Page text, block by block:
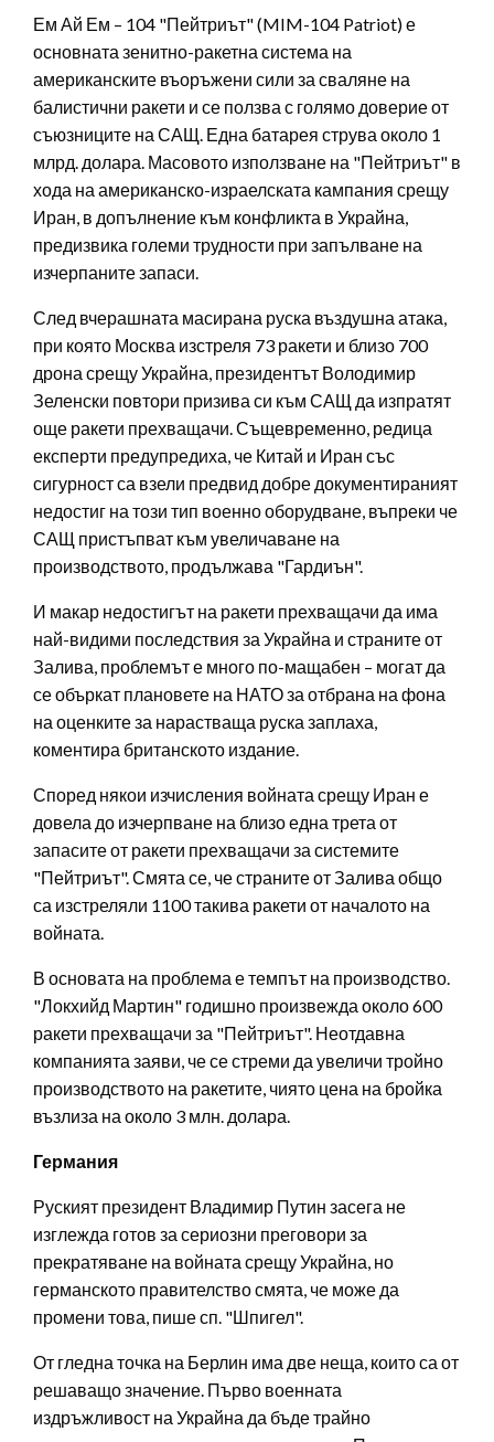
Ем Ай Ем – 104 "Пейтриът" (MIM-104 Patriot) е
основната зенитно-ракетна система на
американските въоръжени сили за сваляне на
балистични ракети и се ползва с голямо доверие от
съюзниците на САЩ. Една батарея струва около 1
млрд. долара. Масовото използване на "Пейтриът" в
хода на американско-израелската кампания срещу
Иран, в допълнение към конфликта в Украйна,
предизвика големи трудности при запълване на
изчерпаните запаси.
След вчерашната масирана руска въздушна атака,
при която Москва изстреля 73 ракети и близо 700
дрона срещу Украйна, президентът Володимир
Зеленски повтори призива си към САЩ да изпратят
още ракети прехващачи. Същевременно, редица
експерти предупредиха, че Китай и Иран със
сигурност са взели предвид добре документираният
недостиг на този тип военно оборудване, въпреки че
САЩ пристъпват към увеличаване на
производството, продължава "Гардиън".
И макар недостигът на ракети прехващачи да има
най-видими последствия за Украйна и страните от
Залива, проблемът е много по-мащабен – могат да
се объркат плановете на НАТО за отбрана на фона
на оценките за нарастваща руска заплаха,
коментира британското издание.
Според някои изчисления войната срещу Иран е
довела до изчерпване на близо една трета от
запасите от ракети прехващачи за системите
"Пейтриът". Смята се, че страните от Залива общо
са изстреляли 1100 такива ракети от началото на
войната.
В основата на проблема е темпът на производство.
"Локхийд Мартин" годишно произвежда около 600
ракети прехващачи за "Пейтриът". Неотдавна
компанията заяви, че се стреми да увеличи тройно
производството на ракетите, чиято цена на бройка
възлиза на около 3 млн. долара.
Германия
Руският президент Владимир Путин засега не
изглежда готов за сериозни преговори за
прекратяване на войната срещу Украйна, но
германското правителство смята, че може да
промени това, пише сп. "Шпигел".
От гледна точка на Берлин има две неща, които са от
решаващо значение. Първо военната
издръжливост на Украйна да бъде трайно